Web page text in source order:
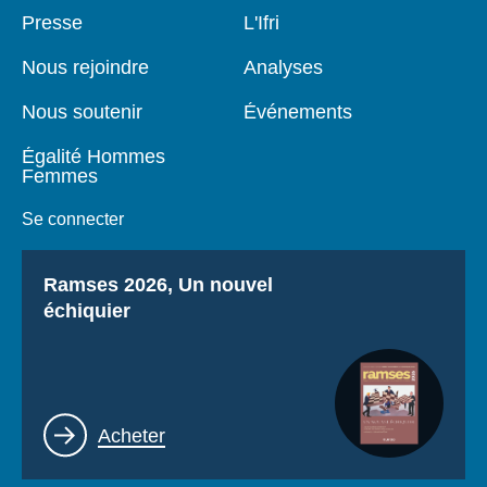
Pied
Presse
Nous rejoindre
Nous soutenir
Égalité Hommes
Femmes
Se connecter
Navigation
L'Ifri
Analyses
Événements
Titre
Ramses 2026, Un nouvel
échiquier
Lien
Acheter